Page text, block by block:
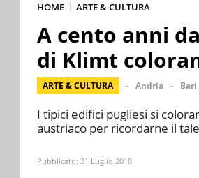
HOME ARTE & CULTURA
A cento anni
di Klimt
ARTE & CULTURA Andria Bari
I tipici edifici pugliesi si
austriaco per ricordarne il
Pubblicato: 31 Luglio 2018